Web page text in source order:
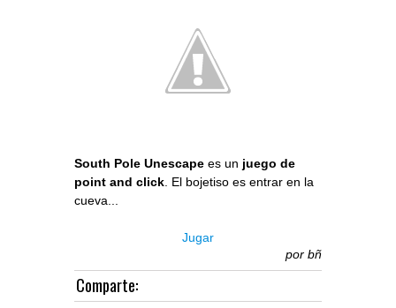
South Pole Unescape es un juego de
point and click. El bojetiso es entrar en la
cueva...
Jugar
por bñ
Comparte: